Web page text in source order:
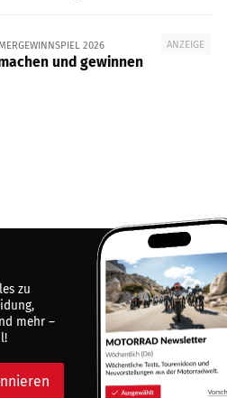
ANZEIGE
2026
und gewinnen
zu
mehr –